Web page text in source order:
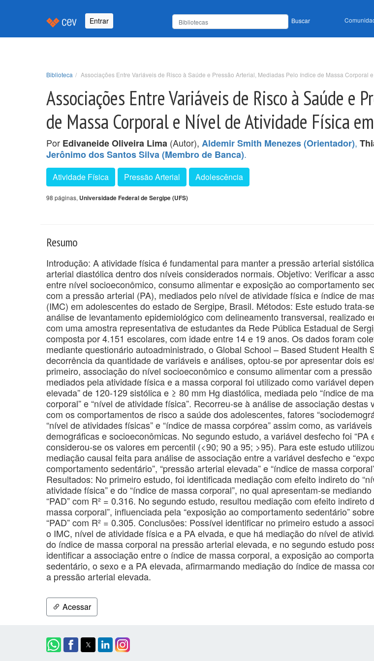
Entrar Buscar
Biblioteca Associações Entre Variáveis de Risco à Saúde e Pressão Arterial, Mediadas Pelo índice de Massa Corporal
Associações Entre Variáveis de Risco à Saúde e
de Massa Corporal e Nível de Atividade Física
Por Edivaneide Oliveira Lima (Autor), Aldemir Smith Menezes (Orientador),
Jerônimo dos Santos Silva (Membro de Banca).
Atividade Física Pressão Arterial Adolescência
98 páginas, Universidade Federal de Sergipe (UFS)
Resumo
Introdução: A atividade física é fundamental para manter a pressão arterial
arterial diastólica dentro dos níveis considerados normais. Objetivo: Verificar a
entre nível socioeconômico, consumo alimentar e exposição ao comportamento
com a pressão arterial (PA), mediados pelo nível de atividade física e índice de
(IMC) em adolescentes do estado de Sergipe, Brasil. Métodos: Este estudo trata-
análise de levantamento epidemiológico com delineamento transversal, realizado
com uma amostra representativa de estudantes da Rede Pública Estadual de
composta por 4.151 escolares, com idade entre 14 e 19 anos. Os dados foram
mediante questionário autoadministrado, o Global School – Based Student Health
decorrência da quantidade de variáveis e análises, optou-se por apresentar dois
primeiro, associação do nível socioeconômico e consumo alimentar com a
mediados pela atividade física e a massa corporal foi utilizado como variável
elevada” de 120-129 sistólica e ≥ 80 mm Hg diastólica, mediada pelo “índice de
corporal” e “nível de atividade física”. Recorreu-se à análise de associação destas
com os comportamentos de risco a saúde dos adolescentes, fatores
“nível de atividades físicas” e “índice de massa corpórea” assim como, as variáveis
demográficas e socioeconômicas. No segundo estudo, a variável desfecho foi “PA
considerou-se os valores em percentil (<90; 90 a 95; >95). Para este estudo
mediação causal feita para análise de associação entre a variável desfecho e
comportamento sedentário”, “pressão arterial elevada” e “índice de massa
Resultados: No primeiro estudo, foi identificada mediação com efeito indireto do
atividade física” e do “índice de massa corporal”, no qual apresentam-se mediando
“PAD” com R² = 0.316. No segundo estudo, resultou mediação com efeito indireto
massa corporal”, influenciada pela “exposição ao comportamento sedentário”
“PAD” com R² = 0.305. Conclusões: Possível identificar no primeiro estudo a
o IMC, nível de atividade física e a PA elvada, e que há mediação do nível de
do índice de massa corporal na pressão arterial elevada, e no segundo estudo
identificar a associação entre o índice de massa corporal, a exposição ao
sedentário, o sexo e a PA elevada, afirmarmando mediação do índice de massa
a pressão arterial elevada.
Acessar